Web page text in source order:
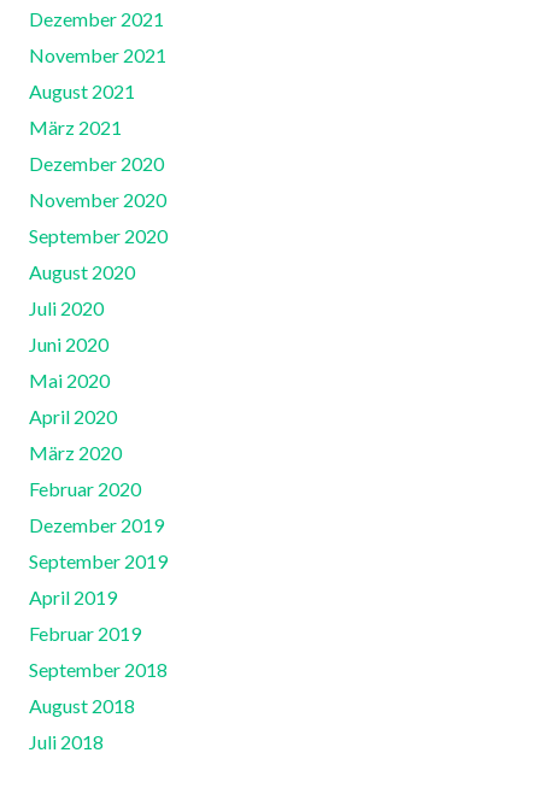
Dezember 2021
November 2021
August 2021
März 2021
Dezember 2020
November 2020
September 2020
August 2020
Juli 2020
Juni 2020
Mai 2020
April 2020
März 2020
Februar 2020
Dezember 2019
September 2019
April 2019
Februar 2019
September 2018
August 2018
Juli 2018